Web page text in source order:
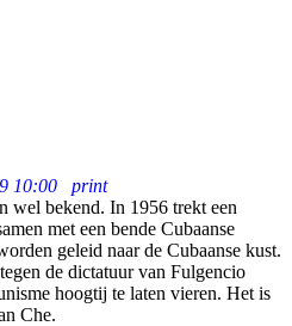
10:00
print
wel bekend. In 1956 trekt een
met een bende Cubaanse
geleid naar de Cubaanse kust.
de dictatuur van Fulgencio
hoogtij te laten vieren. Het is
Che.